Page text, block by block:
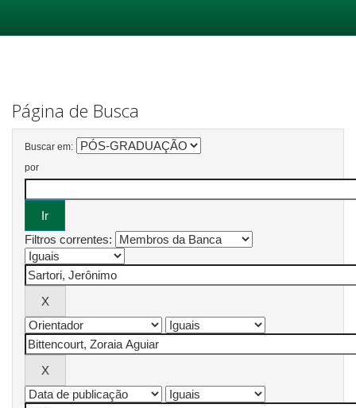
Página de Busca
Buscar em:
por
Filtros correntes: